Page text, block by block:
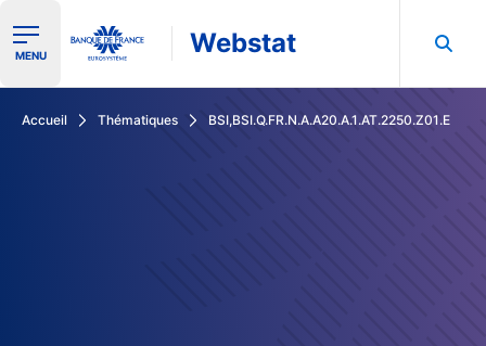
Ouvrir le menu de navigation
MENU Webstat
Accueil Thématiques BSI,BSI.Q.FR.N.A.A20.A.1.AT.2250.Z01.E